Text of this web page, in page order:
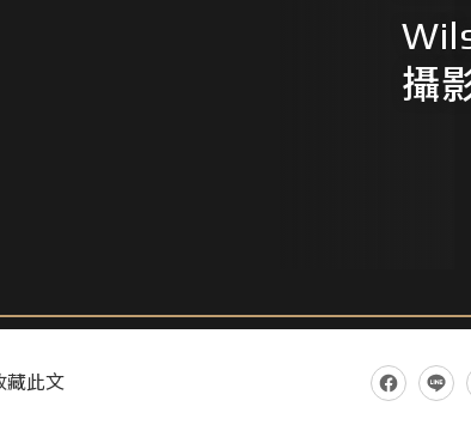
攝
藏此文